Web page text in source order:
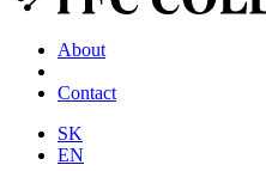
About
Contact
SK
EN